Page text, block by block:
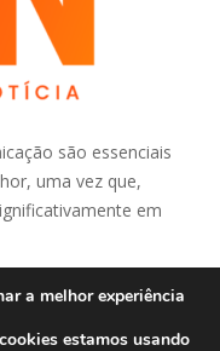
são essenciais
uma vez que,
em
a melhor experiência
estamos usando